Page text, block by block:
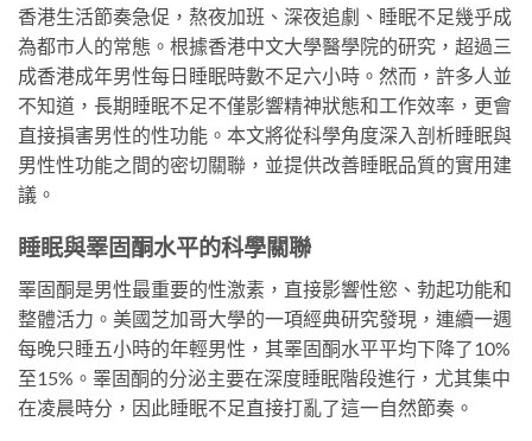
香港生活節奏急促，熬夜加班、深夜追劇、睡眠不足幾乎成
為都市人的常態。根據香港中文大學醫學院的研究，超過三
成香港成年男性每日睡眠時數不足六小時。然而，許多人並
不知道，長期睡眠不足不僅影響精神狀態和工作效率，更會
直接損害男性的性功能。本文將從科學角度深入剖析睡眠與
男性性功能之間的密切關聯，並提供改善睡眠品質的實用建
議。
睡眠與睪固酮水平的科學關聯
睪固酮是男性最重要的性激素，直接影響性慾、勃起功能和
整體活力。美國芝加哥大學的一項經典研究發現，連續一週
每晚只睡五小時的年輕男性，其睪固酮水平平均下降了10%
至15%。睪固酮的分泌主要在深度睡眠階段進行，尤其集中
在凌晨時分，因此睡眠不足直接打亂了這一自然節奏。